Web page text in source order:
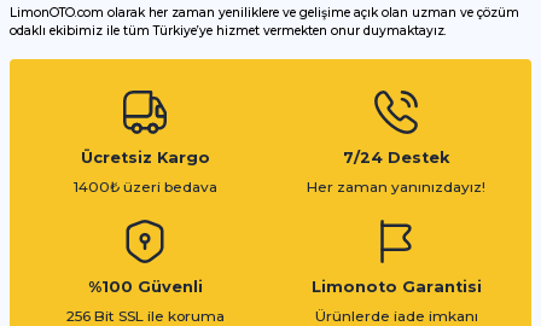
LimonOTO.com olarak her zaman yeniliklere ve gelişime açık olan uzman ve çözüm
odaklı ekibimiz ile tüm Türkiye’ye hizmet vermekten onur duymaktayız.
Ücretsiz Kargo
1400₺ üzeri bedava
7/24 Destek
Her zaman yanınızdayız!
%100 Güvenli
256 Bit SSL ile koruma
Limonoto Garantisi
Ürünlerde iade imkanı